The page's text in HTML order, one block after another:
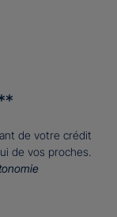
de votre crédit
de vos proches.